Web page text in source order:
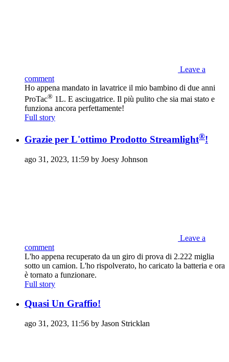
Leave a
comment
Ho appena mandato in lavatrice il mio bambino di due anni
ProTac® 1L. E asciugatrice. Il più pulito che sia mai stato e
funziona ancora perfettamente!
Full story
Grazie per L'ottimo Prodotto Streamlight®!
ago 31, 2023, 11:59 by Joesy Johnson
Leave a
comment
L'ho appena recuperato da un giro di prova di 2.222 miglia
sotto un camion. L'ho rispolverato, ho caricato la batteria e ora
è tornato a funzionare.
Full story
Quasi Un Graffio!
ago 31, 2023, 11:56 by Jason Stricklan